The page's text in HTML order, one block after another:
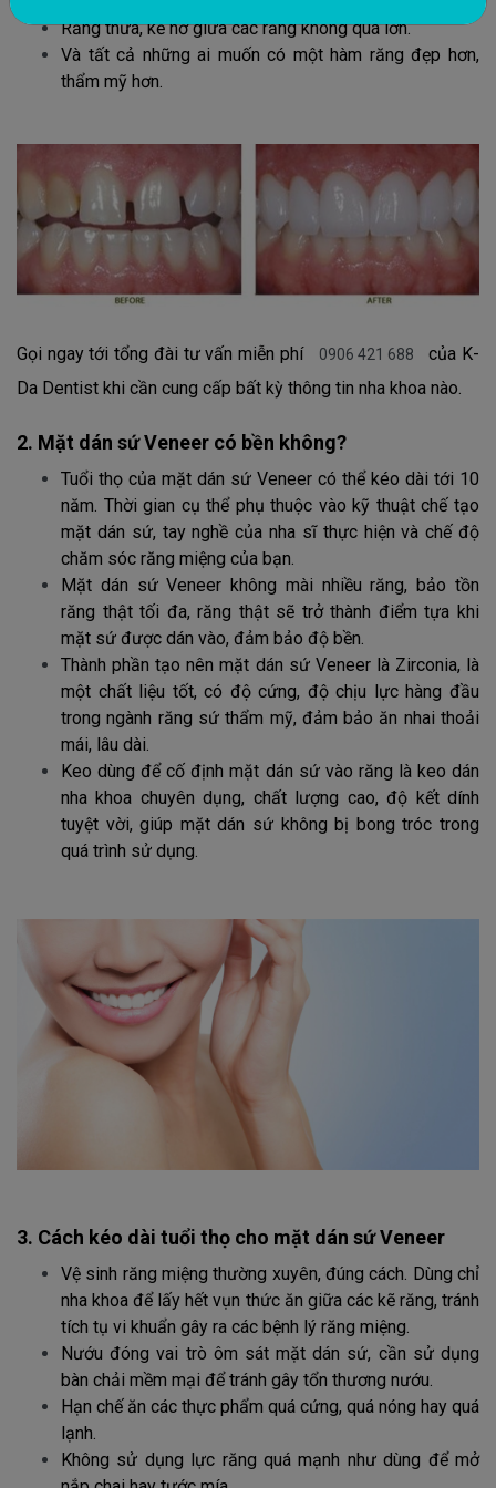
Răng thưa, kẽ hở giữa các răng không quá lớn.
Và tất cả những ai muốn có một hàm răng đẹp hơn,
thẩm mỹ hơn.
Gọi ngay tới tổng đài tư vấn miễn phí 0906 421 688
của K-
Da Dentist khi cần cung cấp bất kỳ thông tin nha khoa nào.
2. Mặt dán sứ Veneer có bền không?
Tuổi thọ của mặt dán sứ Veneer có thể kéo dài tới 10
năm. Thời gian cụ thể phụ thuộc vào kỹ thuật chế tạo
mặt dán sứ, tay nghề của nha sĩ thực hiện và chế độ
chăm sóc răng miệng của bạn.
Mặt dán sứ Veneer không mài nhiều răng, bảo tồn
răng thật tối đa, răng thật sẽ trở thành điểm tựa khi
mặt sứ được dán vào, đảm bảo độ bền.
Thành phần tạo nên mặt dán sứ Veneer là Zirconia, là
một chất liệu tốt, có độ cứng, độ chịu lực hàng đầu
trong ngành răng sứ thẩm mỹ, đảm bảo ăn nhai thoải
mái, lâu dài.
Keo dùng để cố định mặt dán sứ vào răng là keo dán
nha khoa chuyên dụng, chất lượng cao, độ kết dính
tuyệt vời, giúp mặt dán sứ không bị bong tróc trong
quá trình sử dụng.
3. Cách kéo dài tuổi thọ cho mặt dán sứ Veneer
Vệ sinh răng miệng thường xuyên, đúng cách. Dùng chỉ
nha khoa để lấy hết vụn thức ăn giữa các kẽ răng, tránh
tích tụ vi khuẩn gây ra các bệnh lý răng miệng.
Nướu đóng vai trò ôm sát mặt dán sứ, cần sử dụng
bàn chải mềm mại để tránh gây tổn thương nướu.
Hạn chế ăn các thực phẩm quá cứng, quá nóng hay quá
lạnh.
Không sử dụng lực răng quá mạnh như dùng để mở